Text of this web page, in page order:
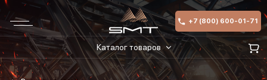
+7 (800) 600-01-71
Каталог товаров